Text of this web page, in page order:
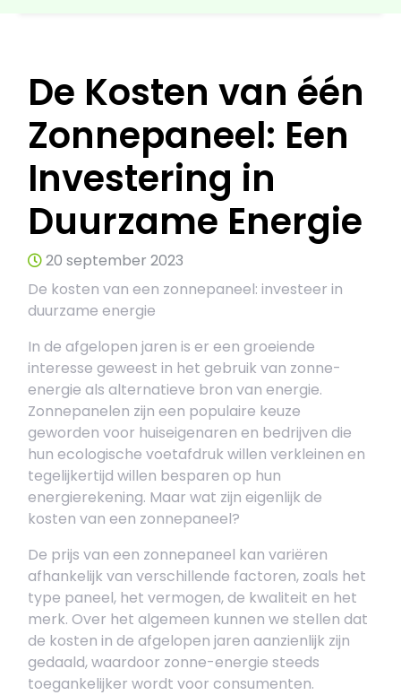
De Kosten van één
Zonnepaneel: Een
Investering in
Duurzame Energie
20 september 2023
De kosten van een zonnepaneel: investeer in
duurzame energie
In de afgelopen jaren is er een groeiende
interesse geweest in het gebruik van zonne-
energie als alternatieve bron van energie.
Zonnepanelen zijn een populaire keuze
geworden voor huiseigenaren en bedrijven die
hun ecologische voetafdruk willen verkleinen en
tegelijkertijd willen besparen op hun
energierekening. Maar wat zijn eigenlijk de
kosten van een zonnepaneel?
De prijs van een zonnepaneel kan variëren
afhankelijk van verschillende factoren, zoals het
type paneel, het vermogen, de kwaliteit en het
merk. Over het algemeen kunnen we stellen dat
de kosten in de afgelopen jaren aanzienlijk zijn
gedaald, waardoor zonne-energie steeds
toegankelijker wordt voor consumenten.